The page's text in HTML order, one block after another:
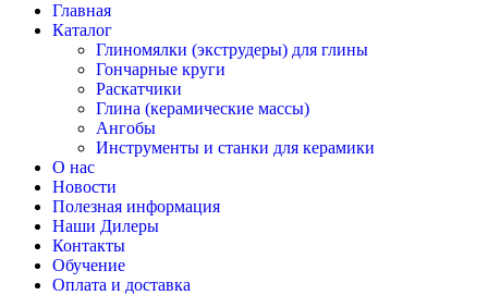
Главная
Каталог
Глиномялки (экструдеры) для глины
Гончарные круги
Раскатчики
Глина (керамические массы)
Ангобы
Инструменты и станки для керамики
О нас
Новости
Полезная информация
Наши Дилеры
Контакты
Обучение
Оплата и доставка